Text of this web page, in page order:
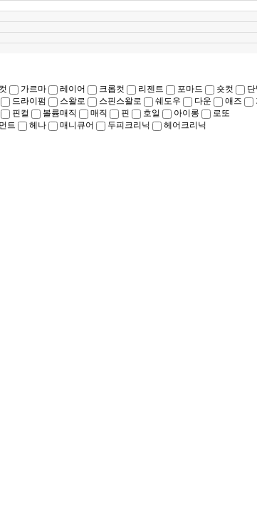
가르마 레이어 크롭컷 리젠트 포마드 숏컷
드라이펌 스왈로 스핀스왈로 쉐도우 다운 애즈
핀컬 볼륨매직 매직 핀 호일 아이롱
로또
트 헤나 매니큐어 두피크리닉 헤어크리닉